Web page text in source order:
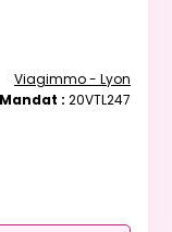
Viagimmo - Lyon
Mandat : 20VTL247